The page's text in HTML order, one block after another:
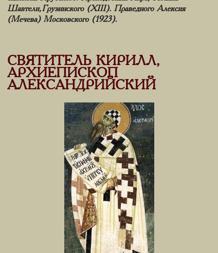
Шавтели, Грузинского (XIII). Праведного Алексия
(Мечева) Московского (1923).
СВЯТИТЕЛЬ КИРИЛЛ,
АРХИЕПИСКОП
АЛЕКСАНДРИЙСКИЙ